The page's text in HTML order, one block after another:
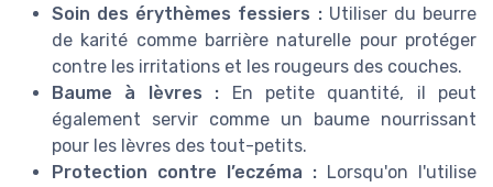
Soin des érythèmes fessiers :Utiliser du beurre
de karité comme barrière naturelle pour protéger
contre les irritations et les rougeurs des couches.
Baume à lèvres : En petite quantité, il peut
également servir comme un baume nourrissant
pour les lèvres des tout-petits.
Protection contre l’eczéma : Lorsqu'on l'utilise